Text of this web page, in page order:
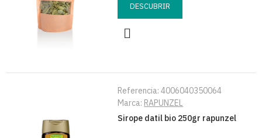
DESCUBRIR
Referencia:4006040350064
Marca: RAPUNZEL
Sirope datil bio 250gr rapunzel